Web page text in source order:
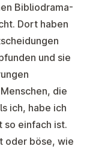
Bibliodrama-
Dort haben
und sie
die
ich, habe ich
so einfach ist.
oder böse, wie